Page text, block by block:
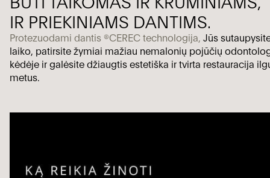
IR PRIEKINIAMS DANTIMS.
Protezuodami dantis ®CEREC technologija, Jūs
laiko, patirsite žymiai mažiau nemalonių pojūčių
kėdėje ir galėsite džiaugtis estetiška ir tvirta restauracija
metus.